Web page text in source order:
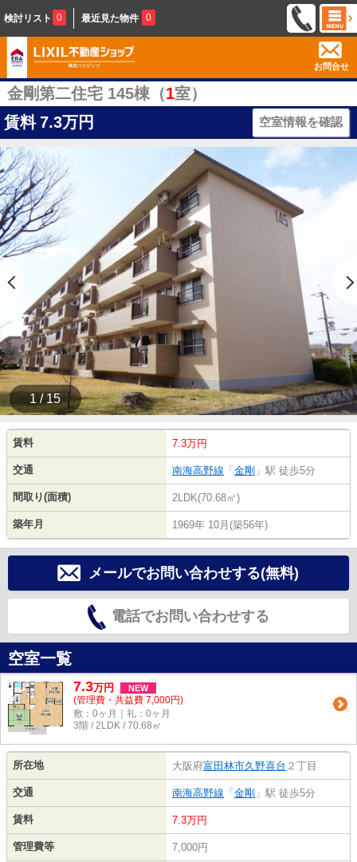
検討リスト 0 最近見た物件 0
お問合せ
金剛第二住宅 145棟（1室）
賃料 7.3万円 空室情報を確認
1 / 15
賃料 7.3万円
交通 南海高野線 「 金剛 」駅 徒歩5分
間取り(面積) 2LDK(70.68㎡)
築年月 1969年 10月(築56年)
メールでお問い合わせする(無料)
電話でお問い合わせする
空室一覧
7.3万円 NEW
(管理費・共益費 7,000円)
敷：0ヶ月｜礼：0ヶ月
3階 / 2LDK / 70.68㎡
所在地 大阪府富田林市久野喜台 ２丁目
交通 南海高野線 「 金剛 」駅 徒歩5分
賃料 7.3万円
管理費等 7,000円